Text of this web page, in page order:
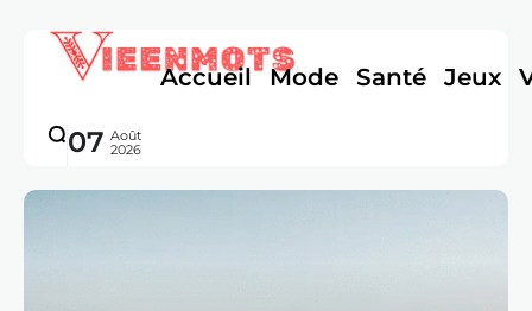
Accueil Mode Santé Jeux
07 Août
2026